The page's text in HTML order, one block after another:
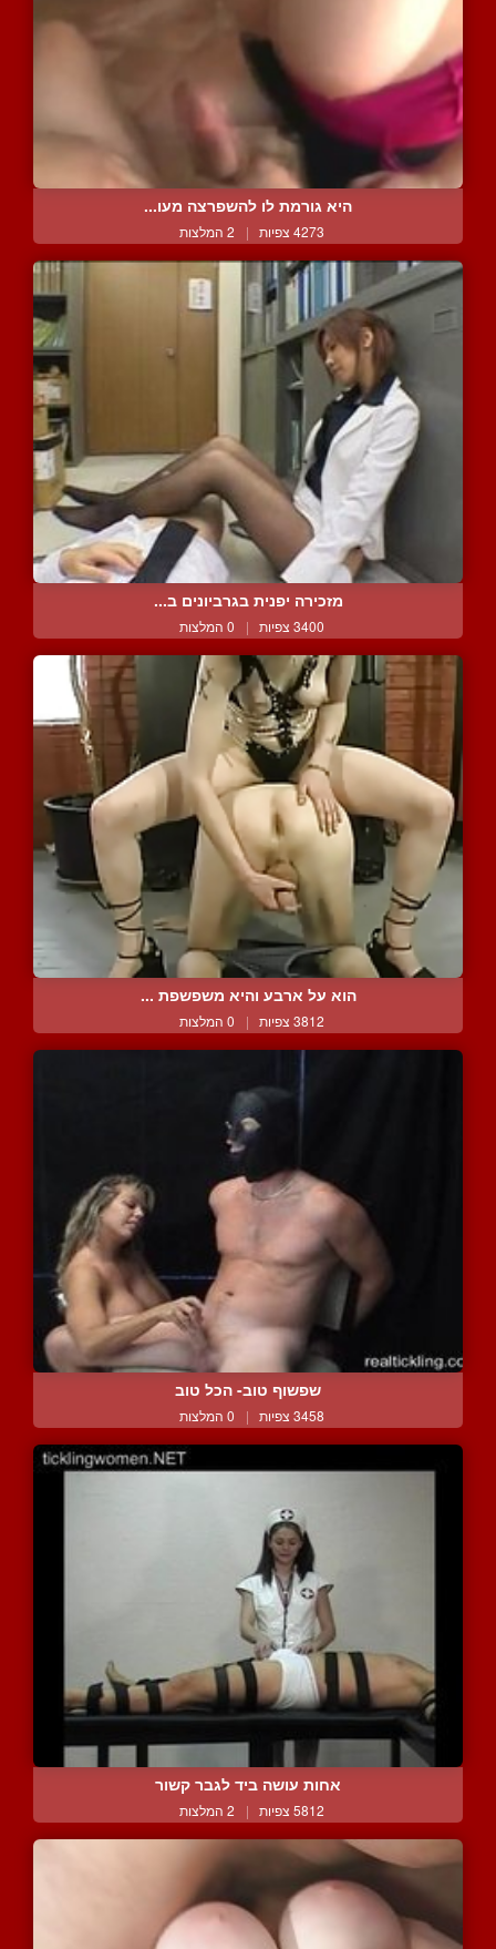
היא גורמת לו להשפרצה מעו...
4273 צפיות | 2 המלצות
מזכירה יפנית בגרביונים ב...
3400 צפיות | 0 המלצות
הוא על ארבע והיא משפשפת ...
3812 צפיות | 0 המלצות
שפשוף טוב- הכל טוב
3458 צפיות | 0 המלצות
אחות עושה ביד לגבר קשור
5812 צפיות | 2 המלצות